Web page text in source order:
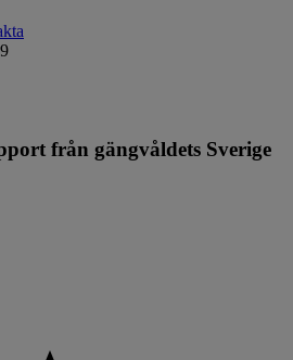
från gängvåldets Sverige